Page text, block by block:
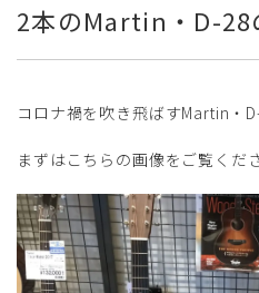
2本のMartin・D-28
コロナ禍を吹き飛ばすMartin・
まずはこちらの画像をご覧くだ